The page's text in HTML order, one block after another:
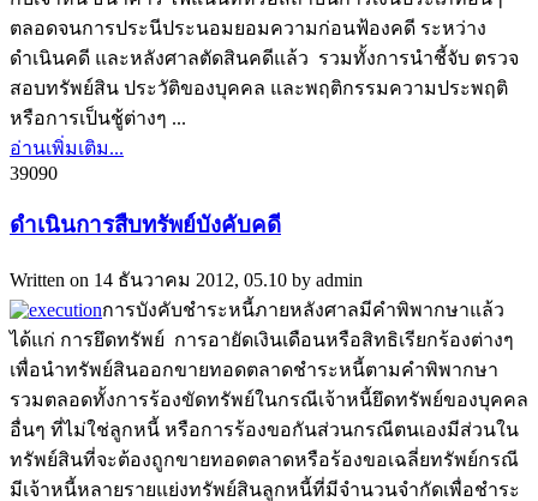
ตลอดจนการประนีประนอมยอมความก่อนฟ้องคดี ระหว่าง
ดำเนินคดี และหลังศาลตัดสินคดีแล้ว รวมทั้งการนำชี้จับ ตรวจ
สอบทรัพย์สิน ประวัติของบุคคล และพฤติกรรมความประพฤติ
หรือการเป็นชู้ต่างๆ ...
อ่านเพิ่มเติม...
39090
ดำเนินการสืบทรัพย์บังคับคดี
Written on 14 ธันวาคม 2012, 05.10 by admin
การบังคับชำระหนี้ภายหลังศาลมีคำพิพากษาแล้ว
ได้แก่ การยึดทรัพย์ การอายัดเงินเดือนหรือสิทธิเรียกร้องต่างๆ
เพื่อนำทรัพย์สินออกขายทอดตลาดชำระหนี้ตามคำพิพากษา
รวมตลอดทั้งการร้องขัดทรัพย์ในกรณีเจ้าหนี้ยึดทรัพย์ของบุคคล
อื่นๆ ที่ไม่ใช่ลูกหนี้ หรือการร้องขอกันส่วนกรณีตนเองมีส่วนใน
ทรัพย์สินที่จะต้องถูกขายทอดตลาดหรือร้องขอเฉลี่ยทรัพย์กรณี
มีเจ้าหนี้หลายรายแย่งทรัพย์สินลูกหนี้ที่มีจำนวนจำกัดเพื่อชำระ